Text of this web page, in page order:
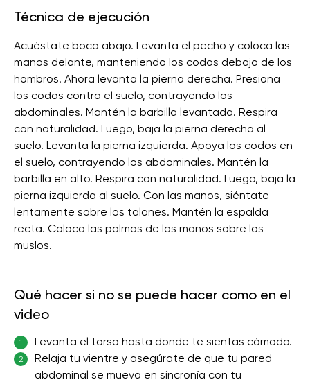
Técnica de ejecución
Acuéstate boca abajo. Levanta el pecho y coloca las
manos delante, manteniendo los codos debajo de los
hombros. Ahora levanta la pierna derecha. Presiona
los codos contra el suelo, contrayendo los
abdominales. Mantén la barbilla levantada. Respira
con naturalidad. Luego, baja la pierna derecha al
suelo. Levanta la pierna izquierda. Apoya los codos en
el suelo, contrayendo los abdominales. Mantén la
barbilla en alto. Respira con naturalidad. Luego, baja la
pierna izquierda al suelo. Con las manos, siéntate
lentamente sobre los talones. Mantén la espalda
recta. Coloca las palmas de las manos sobre los
muslos.
Qué hacer si no se puede hacer como en el
video
1 Levanta el torso hasta donde te sientas cómodo.
2
Relaja tu vientre y asegúrate de que tu pared
abdominal se mueva en sincronía con tu